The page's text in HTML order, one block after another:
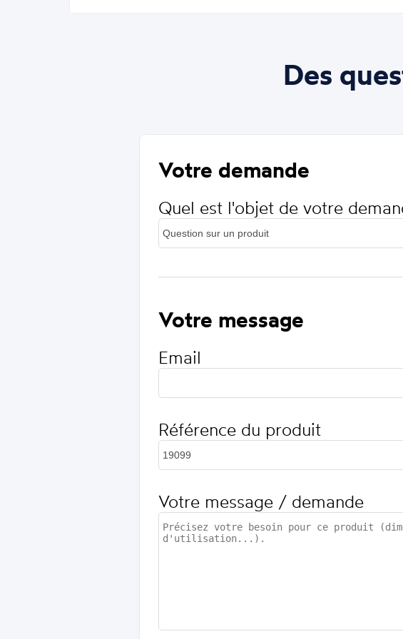
Des
Votre demande
Quel est l'objet de votre
Votre message
Email
Référence du produit
Votre message / demande